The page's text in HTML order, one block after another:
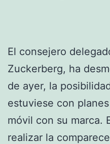
El consejero
Zuckerberg, ha
de ayer, la
estuviese con
móvil con su marca.
realizar la